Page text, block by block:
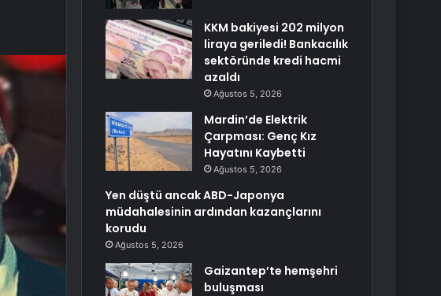
KKM bakiyesi 202 milyon
liraya geriledi! Bankacılık
sektöründe kredi hacmi
azaldı
Ağustos 5, 2026
Mardin’de Elektrik
Çarpması: Genç Kız
Hayatını Kaybetti
Ağustos 5, 2026
Yen düştü ancak ABD-Japonya
müdahalesinin ardından kazançlarını
korudu
Ağustos 5, 2026
Gaizantep’te hemşehri
buluşması